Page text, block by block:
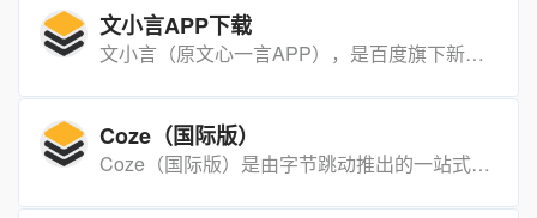
文小言APP下载
文小言（原文心一言APP），是百度旗下新搜索智能助手，基于文心大模型，提供搜索、创作、聊天等丰富多样的AI能力。
Coze（国际版）
Coze（国际版）是由字节跳动推出的一站式AI开发平台，旨在帮助用户快速创建、调试和优化AI聊天机器人。